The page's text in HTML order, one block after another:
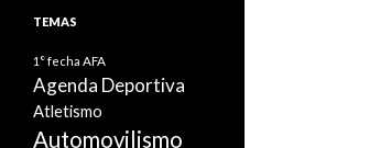
TEMAS
1° fecha AFA
Agenda Deportiva
Atletismo
Automovilismo